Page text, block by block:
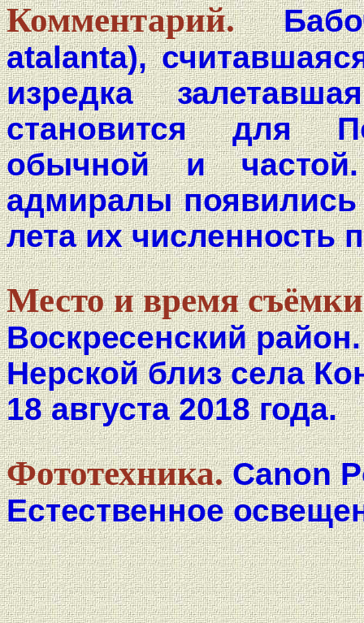
Комментарий.
atalanta),
изредка
становится для
обычной и
адмиралы появились
лета их численность
Место и время
Воскресенский
Нерской близ села
18 августа 2018 года.
Фототехника.Canon
Естественное